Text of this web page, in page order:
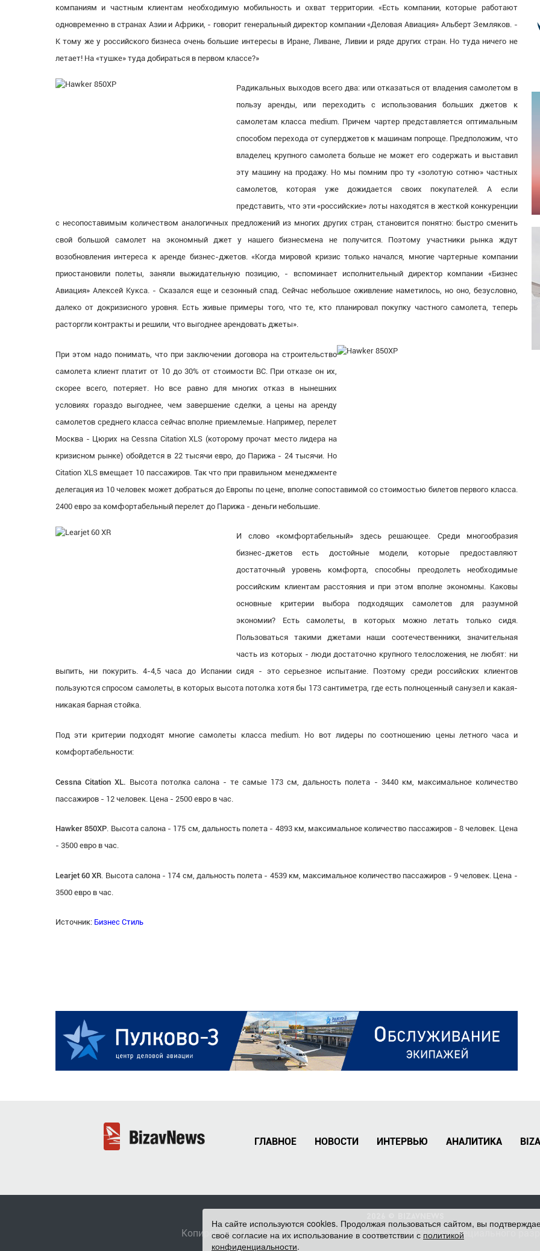
компаниям и частным клиентам необходимую мобильность и охват территории. «Есть компании, которые работают
одновременно в странах Азии и Африки, - говорит генеральный директор компании «Деловая Авиация» Альберт Земляков. -
К тому же у российского бизнеса очень большие интересы в Иране, Ливане, Ливии и ряде других стран. Но туда ничего не
летает! На «тушке» туда добираться в первом классе?»
Радикальных выходов всего два: или отказаться от владения самолетом в
пользу аренды, или переходить с использования больших джетов к
самолетам класса medium. Причем чартер представляется оптимальным
способом перехода от суперджетов к машинам попроще. Предположим, что
владелец крупного самолета больше не может его содержать и выставил
эту машину на продажу. Но мы помним про ту «золотую сотню» частных
самолетов, которая уже дожидается своих покупателей. А если
представить, что эти «российские» лоты находятся в жесткой конкуренции
с несопоставимым количеством аналогичных предложений из многих других стран, становится понятно: быстро сменить
свой большой самолет на экономный джет у нашего бизнесмена не получится. Поэтому участники рынка ждут
возобновления интереса к аренде бизнес-джетов. «Когда мировой кризис только начался, многие чартерные компании
приостановили полеты, заняли выжидательную позицию, - вспоминает исполнительный директор компании «Бизнес
Авиация» Алексей Кукса. - Сказался еще и сезонный спад. Сейчас небольшое оживление наметилось, но оно, безусловно,
далеко от докризисного уровня. Есть живые примеры того, что те, кто планировал покупку частного самолета, теперь
расторгли контракты и решили, что выгоднее арендовать джеты».
При этом надо понимать, что при заключении договора на строительство
самолета клиент платит от 10 до 30% от стоимости ВС. При отказе он их,
скорее всего, потеряет. Но все равно для многих отказ в нынешних
условиях гораздо выгоднее, чем завершение сделки, а цены на аренду
самолетов среднего класса сейчас вполне приемлемые. Например, перелет
Москва - Цюрих на Cessna Citation XLS (которому прочат место лидера на
кризисном рынке) обойдется в 22 тысячи евро, до Парижа - 24 тысячи. Но
Citation XLS вмещает 10 пассажиров. Так что при правильном менеджменте
делегация из 10 человек может добраться до Европы по цене, вполне сопоставимой со стоимостью билетов первого класса.
2400 евро за комфортабельный перелет до Парижа - деньги небольшие.
И слово «комфортабельный» здесь решающее. Среди многообразия
бизнес-джетов есть достойные модели, которые предоставляют
достаточный уровень комфорта, способны преодолеть необходимые
российским клиентам расстояния и при этом вполне экономны. Каковы
основные критерии выбора подходящих самолетов для разумной
экономии? Есть самолеты, в которых можно летать только сидя.
Пользоваться такими джетами наши соотечественники, значительная
часть из которых - люди достаточно крупного телосложения, не любят: ни
выпить, ни покурить. 4-4,5 часа до Испании сидя - это серьезное испытание. Поэтому среди российских клиентов
пользуются спросом самолеты, в которых высота потолка хотя бы 173 сантиметра, где есть полноценный санузел и какая-
никакая барная стойка.
Под эти критерии подходят многие самолеты класса medium. Но вот лидеры по соотношению цены летного часа и
комфортабельности:
Cessna Citation XL. Высота потолка салона - те самые 173 см, дальность полета - 3440 км, максимальное количество
пассажиров - 12 человек. Цена - 2500 евро в час.
Hawker 850XP. Высота салона - 175 см, дальность полета - 4893 км, максимальное количество пассажиров - 8 человек. Цена
- 3500 евро в час.
Learjet 60 XR . Высота салона - 174 см, дальность полета - 4539 км, максимальное количество пассажиров - 9 человек. Цена -
3500 евро в час.
Источник: Бизнес Стиль
ГЛАВНОЕ НОВОСТИ ИНТЕРВЬЮ АНАЛИТИКА
Копирование контента и размещение на других сайтах без специального
На сайте используются cookies. Продолжая пользоваться сайтом, вы
своё согласие на их использование в соответствии с политикой
конфиденциальности.